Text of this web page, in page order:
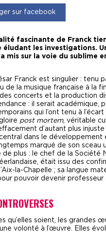
sur facebook
fascinante de Franck
éludant les investigations.
mis sur la voie du sublime
Franck est singulier : tenu
de la musique française à la
concerts et la production
: il serait académique,
qui l’ont tenu à
post mortem, véritable
d’autant plus
dans le développement
marqué de son sceau
de plus : le chef de la Société
était issu des
la-Chapelle ; sa langue
pouvoir devenir
qu’elles soient, les grandes
volonté à l’œuvre. Elles